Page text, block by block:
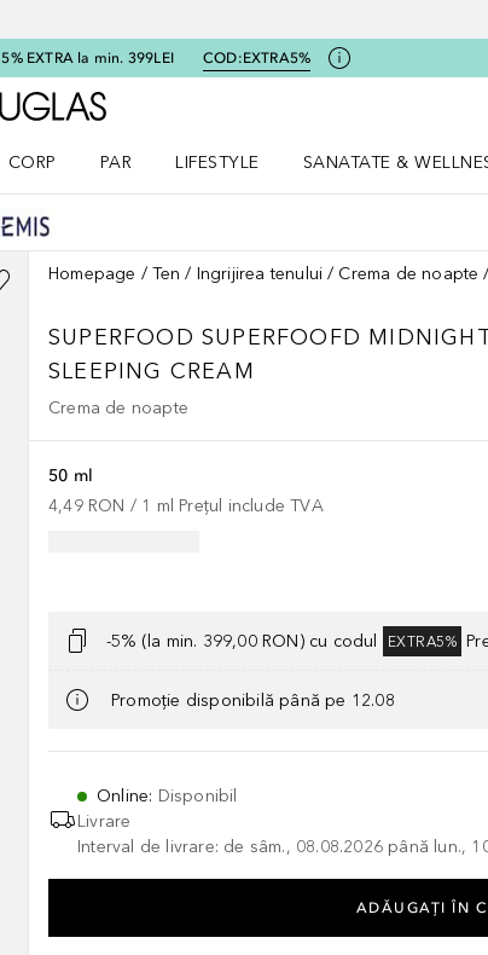
EXTRA la min. 399LEI COD:EXTRA5%
Către pagina principală Douglas
CORP
PAR
LIFESTYLE
SANATATE &
Homepage Ten Ingrijirea tenului Crema de noapte
SUPERFOOD SUPERFOOFD
SLEEPING CREAM
Crema de noapte
50 ml
4,49 RON / 1 ml Prețul include TVA
-5% (la min. 399,00 RON) cu codul EXTRA5%
Promoție disponibilă până pe 12.08
Online: Disponibil
Livrare
Interval de livrare: de sâm., 08.08.2026 până lun.,
ADĂUGAȚI ÎN